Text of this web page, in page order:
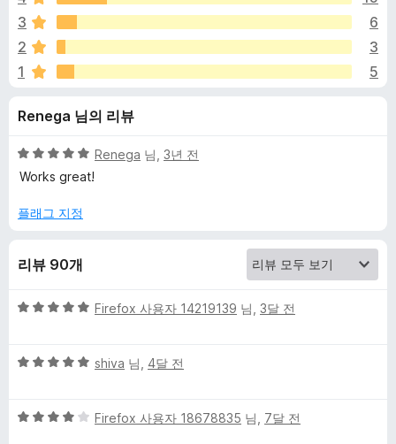
기
능
S
a
v
e
r
W
E
s
c
4
4
3
6
2
3
1
5
Renega 님의 리뷰
5
점
점
점
Renega 님, 3년 전
Works great!
플래그 지정
리뷰 90개
5
점
점
Firefox 사용자 14219139 님, 3달 전
5
점
shiva 님, 4달 전
5
Firefox 사용자 18678835 님, 7달 전